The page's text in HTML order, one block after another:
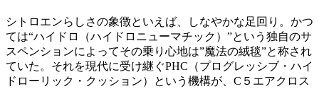
シトロエンらしさの象徴といえば、しなやかな足回り。かつ
ては“ハイドロ（ハイドロニューマチック）”という独自のサ
スペンションによってその乗り心地は”魔法の絨毯”と称され
ていた。それを現代に受け継ぐPHC（プログレッシブ・ハイ
ドローリック・クッション）という機構が、C５エアクロス